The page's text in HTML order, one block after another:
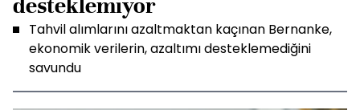
desteklemiyor
Tahvil alımlarını azaltmaktan kaçınan Bernanke,
ekonomik verilerin, azaltımı desteklemediğini
savundu